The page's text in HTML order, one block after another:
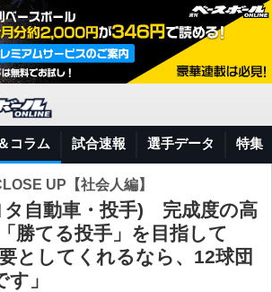
コラム 試合速報 選手データ 特集
UP【社会人編】
タ自動車・投手) 完成度の高
勝てる投手」を目指して
としてくれるなら、12球団
」